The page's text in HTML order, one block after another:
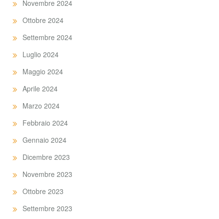
Novembre 2024
Ottobre 2024
Settembre 2024
Luglio 2024
Maggio 2024
Aprile 2024
Marzo 2024
Febbraio 2024
Gennaio 2024
Dicembre 2023
Novembre 2023
Ottobre 2023
Settembre 2023